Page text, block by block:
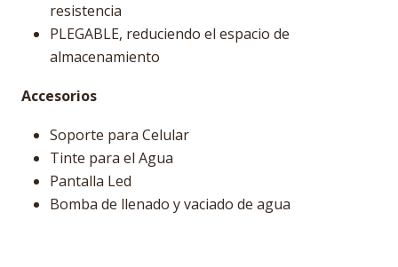
resistencia
PLEGABLE, reduciendo el espacio de
almacenamiento
Accesorios
Soporte para Celular
Tinte para el Agua
Pantalla Led
Bomba de llenado y vaciado de agua